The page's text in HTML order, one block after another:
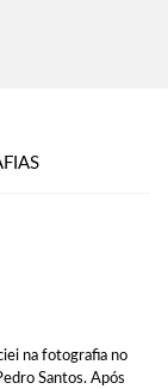
na fotografia no
Santos. Após